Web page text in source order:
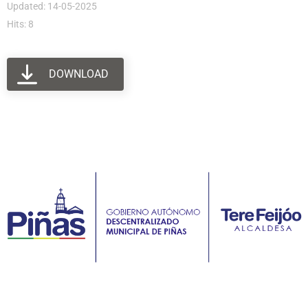
Updated: 14-05-2025
Hits: 8
DOWNLOAD